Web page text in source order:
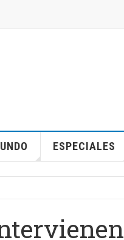
ESPECIALES